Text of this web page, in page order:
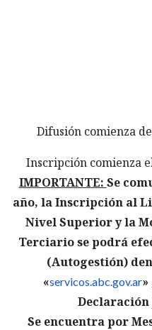
Difusión comienza
Inscripción comienza
IMPORTANTE: Se
año, la Inscripción al
Nivel Superior y la
Terciario se podrá
(Autogestión)
«servicos.abc.gov.ar
Se encuentra por